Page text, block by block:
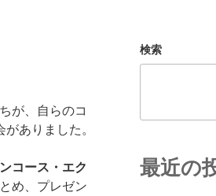
が、自らのコ
ありました。
コース・エク
め、プレゼン
検索
最近の